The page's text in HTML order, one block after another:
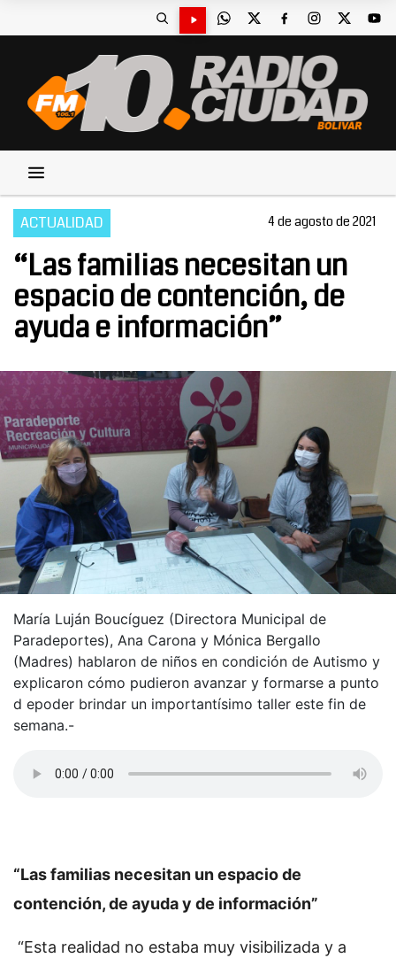
ACTUALIDAD 4 de agosto de 2021
“Las familias necesitan un
espacio de contención, de
ayuda e información”
María Luján Boucíguez (Directora Municipal de
Paradeportes), Ana Carona y Mónica Bergallo
(Madres) hablaron de niños en condición de Autismo y
explicaron cómo pudieron avanzar y formarse a punto
d epoder brindar un importantísimo taller este fin de
semana.-
“Las familias necesitan un espacio de
contención, de ayuda y de información”
“Esta realidad no estaba muy visibilizada y a